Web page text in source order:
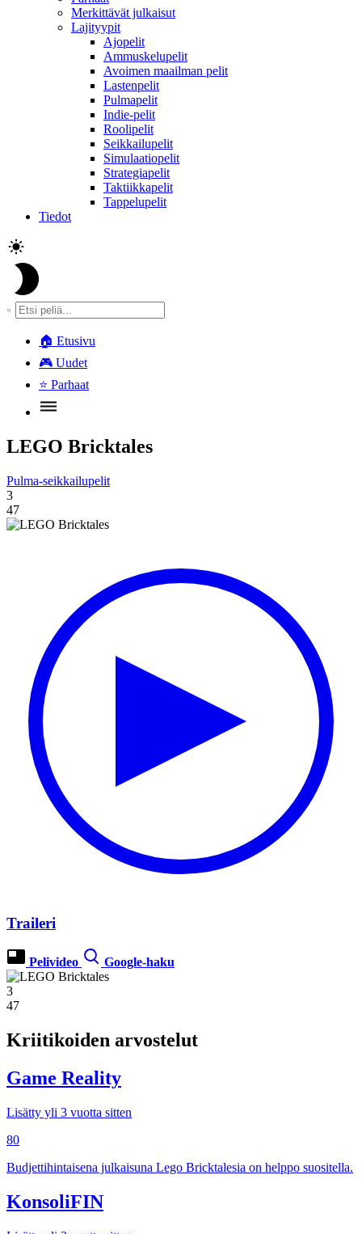
Merkittävät julkaisut
Lajityypit
Ajopelit
Ammuskelupelit
Avoimen maailman pelit
Lastenpelit
Pulmapelit
Indie-pelit
Roolipelit
Seikkailupelit
Simulaatiopelit
Strategiapelit
Taktiikkapelit
Tappelupelit
Tiedot
🏠 Etusivu
🎮 Uudet
⭐ Parhaat
LEGO Bricktales
Pulma-seikkailupelit
3
47
Traileri
Pelivideo Google-haku
3
47
Kriitikoiden arvostelut
Game Reality
Lisätty yli 3 vuotta sitten
80
Budjettihintaisena julkaisuna Lego Bricktalesia on helppo suositella.
KonsoliFIN